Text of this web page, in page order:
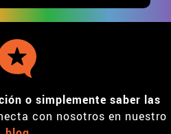
o simplemente saber las
con nosotros en nuestro